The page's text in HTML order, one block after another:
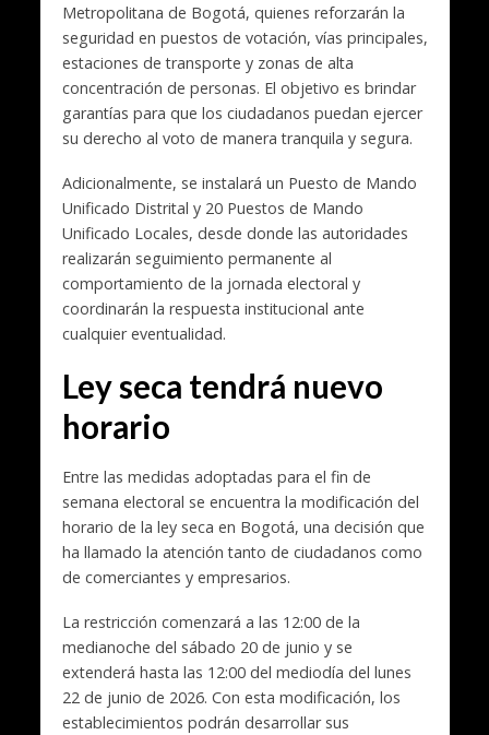
Metropolitana de Bogotá, quienes reforzarán la
seguridad en puestos de votación, vías principales,
estaciones de transporte y zonas de alta
concentración de personas. El objetivo es brindar
garantías para que los ciudadanos puedan ejercer
su derecho al voto de manera tranquila y segura.
Adicionalmente, se instalará un Puesto de Mando
Unificado Distrital y 20 Puestos de Mando
Unificado Locales, desde donde las autoridades
realizarán seguimiento permanente al
comportamiento de la jornada electoral y
coordinarán la respuesta institucional ante
cualquier eventualidad.
Ley seca tendrá nuevo
horario
Entre las medidas adoptadas para el fin de
semana electoral se encuentra la modificación del
horario de la ley seca en Bogotá, una decisión que
ha llamado la atención tanto de ciudadanos como
de comerciantes y empresarios.
La restricción comenzará a las 12:00 de la
medianoche del sábado 20 de junio y se
extenderá hasta las 12:00 del mediodía del lunes
22 de junio de 2026. Con esta modificación, los
establecimientos podrán desarrollar sus